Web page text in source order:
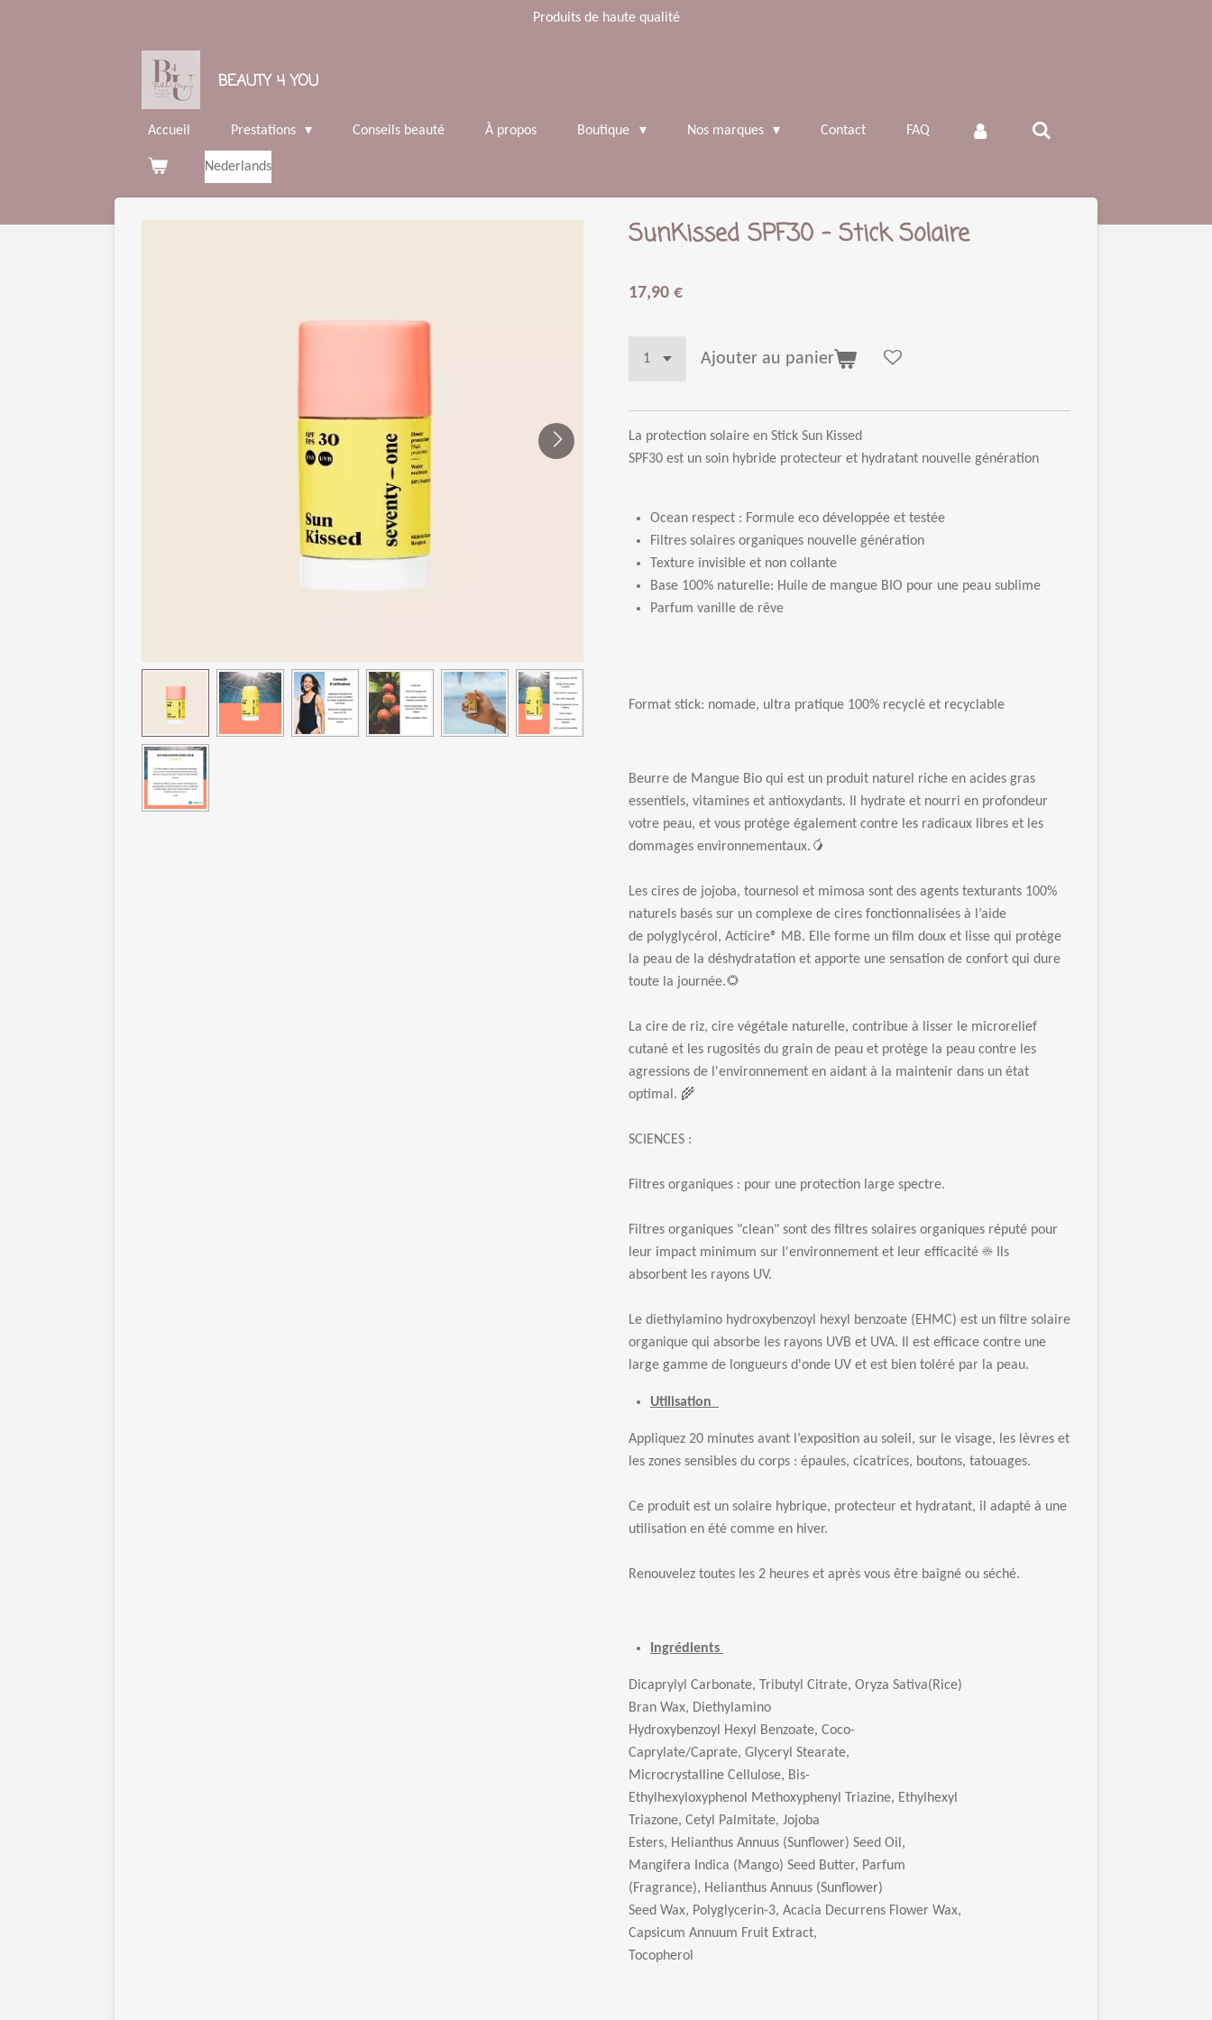
Produits de haute qualité
BEAUTY 4 YOU
Accueil Prestations Conseils beauté À propos Boutique Nos marques Contact FAQ
Nederlands
SunKissed SPF30 - Stick Solaire
17,90 €
Ajouter au panier
La protection solaire en Stick Sun Kissed
SPF30 est un soin hybride protecteur et hydratant nouvelle génération
Ocean respect : Formule eco développée et testée
Filtres solaires organiques nouvelle génération
Texture invisible et non collante
Base 100% naturelle: Huile de mangue BIO pour une peau sublime
Parfum vanille de rêve
Format stick: nomade, ultra pratique 100% recyclé et recyclable
Beurre de Mangue Bio qui est un produit naturel riche en acides gras
essentiels, vitamines et antioxydants. Il hydrate et nourri en profondeur
votre peau, et vous protège également contre les radicaux libres et les
dommages environnementaux.🥭
Les cires de jojoba, tournesol et mimosa sont des agents texturants 100%
naturels basés sur un complexe de cires fonctionnalisées à l’aide
de polyglycérol, Acticire® MB. Elle forme un film doux et lisse qui protège
la peau de la déshydratation et apporte une sensation de confort qui dure
toute la journée.🌻
La cire de riz, cire végétale naturelle, contribue à lisser le microrelief
cutané et les rugosités du grain de peau et protège la peau contre les
agressions de l'environnement en aidant à la maintenir dans un état
optimal. 🌾
SCIENCES :
Filtres organiques : pour une protection large spectre.
Filtres organiques "clean" sont des filtres solaires organiques réputé pour
leur impact minimum sur l'environnement et leur efficacité ☀️ Ils
absorbent les rayons UV.
Le diethylamino hydroxybenzoyl hexyl benzoate (EHMC) est un filtre solaire
organique qui absorbe les rayons UVB et UVA. Il est efficace contre une
large gamme de longueurs d'onde UV et est bien toléré par la peau.
Utilisation
Appliquez 20 minutes avant l’exposition au soleil, sur le visage, les lèvres et
les zones sensibles du corps : épaules, cicatrices, boutons, tatouages.
Ce produit est un solaire hybrique, protecteur et hydratant, il adapté à une
utilisation en été comme en hiver.
Renouvelez toutes les 2 heures et après vous être baigné ou séché.
Ingrédients
Dicaprylyl Carbonate, Tributyl Citrate, Oryza Sativa(Rice)
Bran Wax, Diethylamino
Hydroxybenzoyl Hexyl Benzoate, Coco-
Caprylate/Caprate, Glyceryl Stearate,
Microcrystalline Cellulose, Bis-
Ethylhexyloxyphenol Methoxyphenyl Triazine, Ethylhexyl
Triazone, Cetyl Palmitate, Jojoba
Esters, Helianthus Annuus (Sunflower) Seed Oil,
Mangifera Indica (Mango) Seed Butter, Parfum
(Fragrance), Helianthus Annuus (Sunflower)
Seed Wax, Polyglycerin-3, Acacia Decurrens Flower Wax,
Capsicum Annuum Fruit Extract,
Tocopherol